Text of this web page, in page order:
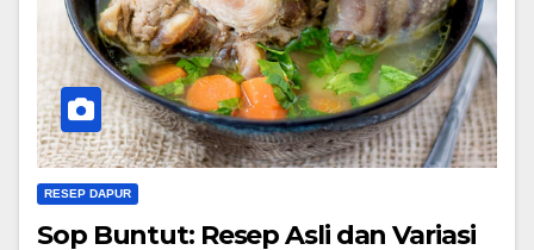
RESEP DAPUR
Sop Buntut: Resep Asli dan Variasi